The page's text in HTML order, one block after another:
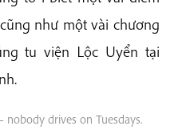
như một vài chương
tu viện Lộc Uyển tại
nobody drives on Tuesdays.